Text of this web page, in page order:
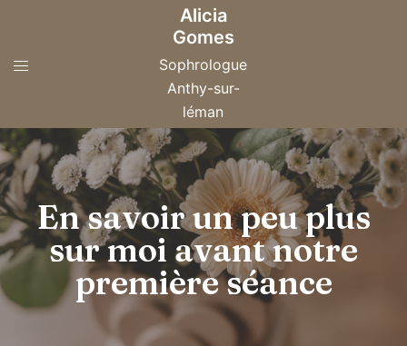
Alicia
Gomes
Sophrologue
Anthy-sur-
léman
En savoir un peu plus
sur moi avant notre
première séance